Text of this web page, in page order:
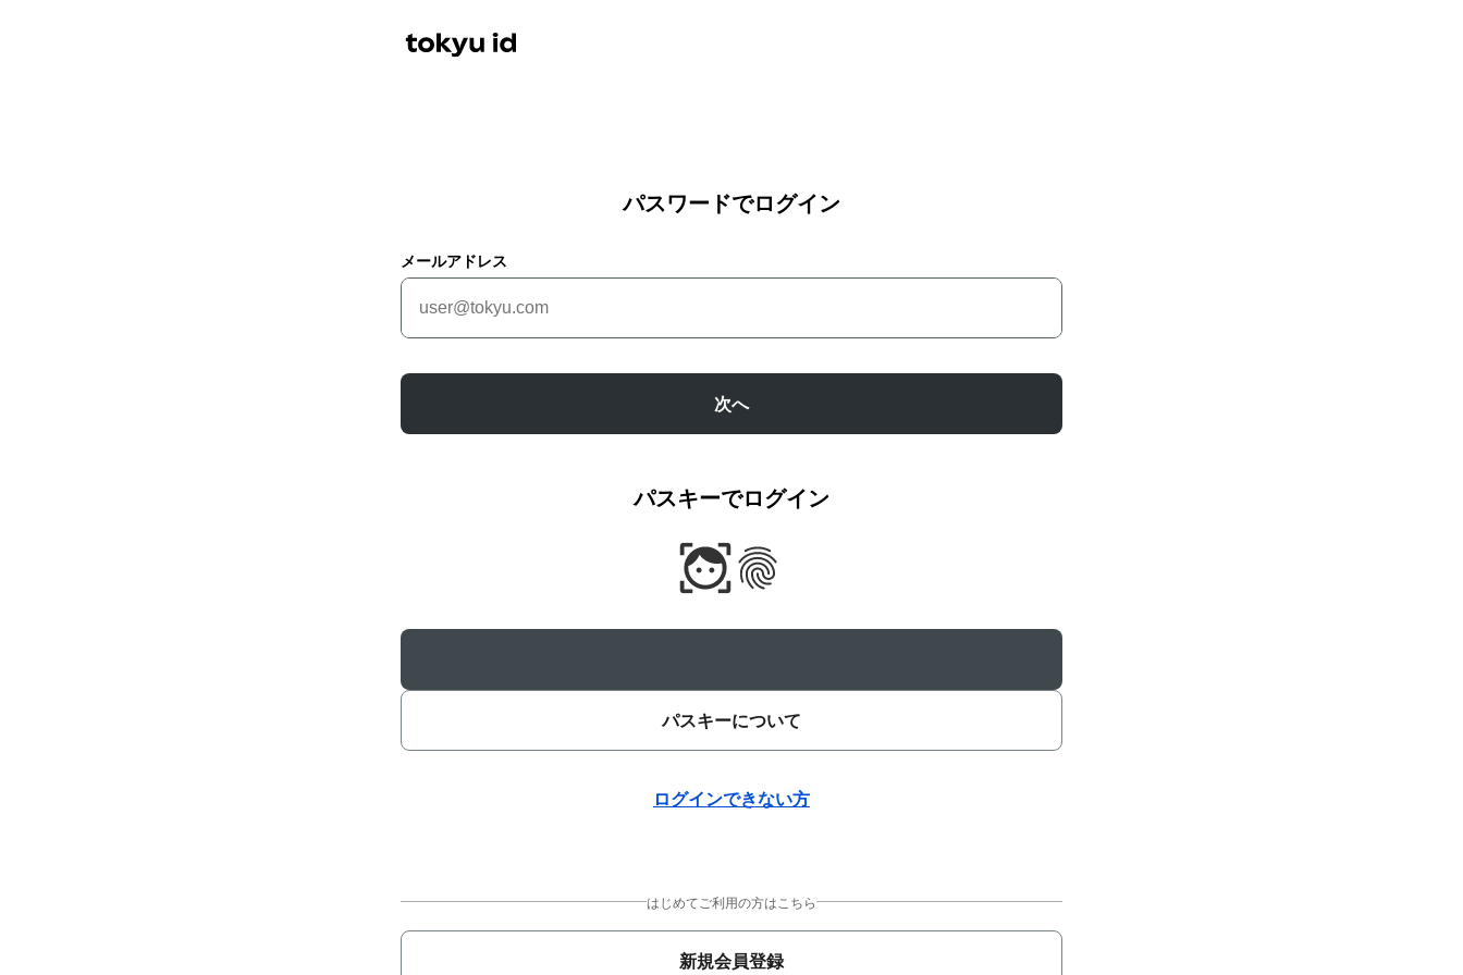
パスワードでログイン
メールアドレス
次へ
パスキーでログイン
パスキーについて
ログインできない方
はじめてご利用の方はこちら
新規会員登録